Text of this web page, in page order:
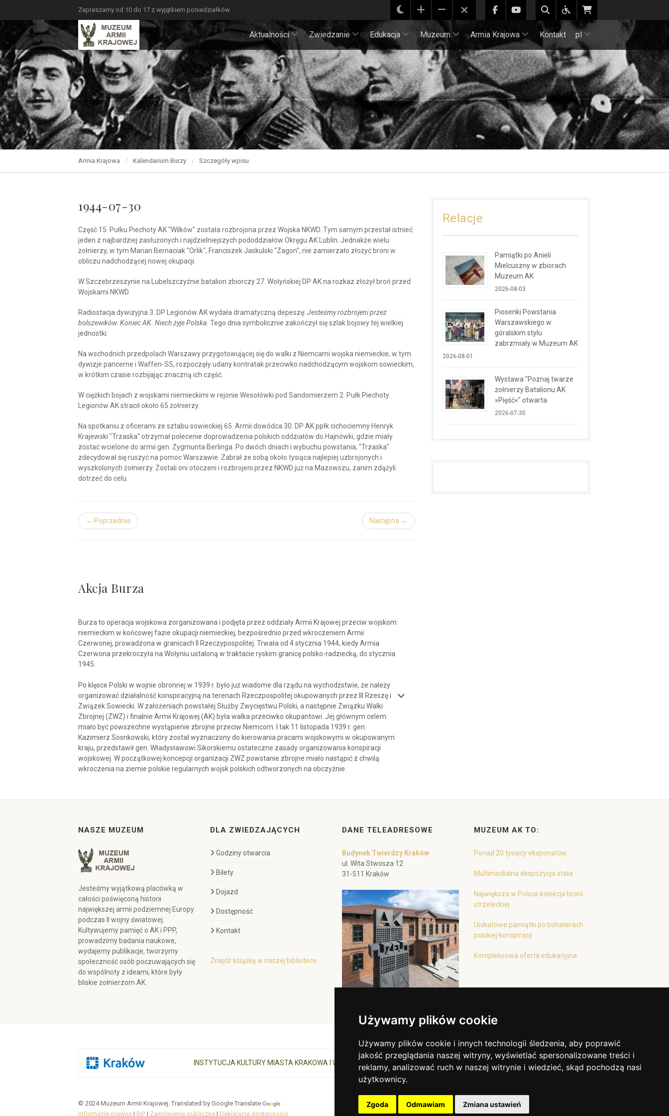
Używamy plików cookie
Używamy plików cookie i innych technologii śledzenia, aby poprawić
jakość przeglądania naszej witryny, wyświetlać spersonalizowane treści i
reklamy, analizować ruch w naszej witrynie i wiedzieć, skąd pochodzą nasi
użytkownicy.
Zgoda Odmawiam Zmiana ustawień
Zapraszamy od 10 do 17 z wyjątkiem poniedziałków
Aktualności Zwiedzanie Edukacja Muzeum Armia Krajowa Kontakt pl
Armia Krajowa Kalendarium Burzy Szczegóły wpisu
1944-07-30
Część 15. Pułku Piechoty AK "Wilków" została rozbrojona przez Wojska NKWD. Tym samym przestał istnieć
jeden z najbardziej zasłużonych i najdzielniejszych pododdziałów Okręgu AK Lublin. Jednakże wielu
żołnierzy, w tym Marian Bernaciak "Orlik", Franciszek Jaskulski "Zagon", nie zamierzało złożyć broni w
obliczu nadchodzącej nowej okupacji.
W Szczebrzeszynie na Lubelszczyźnie batalion zbiorczy 27. Wołyńskiej DP AK na rozkaz złożył broń przed
Wojskami NKWD.
Radiostacja dywizyjna 3. DP Legionów AK wydała dramatyczną depeszę: Jesteśmy rozbrojeni przez
bolszewików. Koniec AK. Niech żyje Polska. Tego dnia symbolicznie zakończył się szlak bojowy tej wielkiej
jednostki.
Na wschodnich przedpolach Warszawy przygotowującej się do walki z Niemcami wojska niemieckie, w tym
dywizje pancerne i Waffen-SS, rozpoczęły udany kontratak przeciwko nadchodzącym wojskom sowieckim,
w krótkim czasie rozbijając znaczną ich część.
W ciężkich bojach z wojskami niemieckimi w rejonie Wesołówki pod Sandomierzem 2. Pułk Piechoty
Legionów AK stracił około 65 żołnierzy.
Na spotkaniu z oficerami ze sztabu sowieckiej 65. Armii dowódca 30. DP AK ppłk cichociemny Henryk
Krajewski "Trzaska" otrzymał polecenie doprowadzenia polskich oddziałów do Hajnówki, gdzie miały
zostać wcielone do armii gen. Zygmunta Berlinga. Po dwóch dniach i wybuchu powstania, "Trzaska"
zdecydował się ruszyć na pomoc Warszawie. Zabrał ze sobą około tysiąca najlepiej uzbrojonych i
wyszkolonych żołnierzy. Zostali oni otoczeni i rozbrojeni przez NKWD już na Mazowszu, zanim zdążyli
dotrzeć do celu.
← Poprzednia Następna →
Akcja Burza
Burza to operacja wojskowa zorganizowana i podjęta przez oddziały Armii Krajowej przeciw wojskom
niemieckim w końcowej fazie okupacji niemieckiej, bezpośrednio przed wkroczeniem Armii
Czerwonej, prowadzona w granicach II Rzeczypospolitej. Trwała od 4 stycznia 1944, kiedy Armia
Czerwona przekroczyła na Wołyniu ustaloną w traktacie ryskim granicę polsko-radziecką, do stycznia
1945.
Po klęsce Polski w wojnie obronnej w 1939 r. było już wiadome dla rządu na wychodźstwie, że należy
organizować działalność konspiracyjną na terenach Rzeczpospolitej okupowanych przez III Rzeszę i
Związek Sowiecki. W założeniach powstałej Służby Zwycięstwu Polski, a następnie Związku Walki
Zbrojnej (ZWZ) i finalnie Armii Krajowej (AK) była walka przeciwko okupantowi. Jej głównym celem
miało być powszechne wystąpienie zbrojne przeciw Niemcom. I tak 11 listopada 1939 r. gen.
Kazimierz Sosnkowski, który został wyznaczony do kierowania pracami wojskowymi w okupowanym
kraju, przedstawił gen. Władysławowi Sikorskiemu ostateczne zasady organizowania konspiracji
wojskowej. W początkowej koncepcji organizacji ZWZ powstanie zbrojne miało nastąpić z chwilą
wkroczenia na ziemie polskie regularnych wojsk polskich odtworzonych na obczyźnie.
Relacje
Pamiątki po Anieli
Mielcuszny w zbiorach
Muzeum AK
2026-08-03
Piosenki Powstania
Warszawskiego w
góralskim stylu
zabrzmiały w Muzeum AK
2026-08-01
Wystawa "Poznaj twarze
żołnierzy Batalionu AK
»Pięść«" otwarta
2026-07-30
NASZE MUZEUM
Jesteśmy wyjątkową placówką w
całości poświęconą historii
największej armii podziemnej Europy
podczas II wojny światowej.
Kultywujemy pamięć o AK i PPP,
prowadzimy badania naukowe,
wydajemy publikacje, tworzymy
społeczność osób poczuwających się
do wspólnoty z ideami, które były
bliskie żołnierzom AK.
DLA ZWIEDZAJĄCYCH
Godziny otwarcia
Bilety
Dojazd
Dostępność
Kontakt
Znajdź książkę w naszej bibliotece
DANE TELEADRESOWE
Budynek Twierdzy Kraków
ul. Wita Stwosza 12
31-511 Kraków
MUZEUM AK TO:
Ponad 20 tysięcy eksponatów
Multimedialna ekspozycja stała
Największa w Polsce kolekcja broni
strzeleckiej
Unikatowe pamiątki po bohaterach
polskiej konspiracji
Kompleksowa oferta edukacyjna
INSTYTUCJA KULTURY MIASTA KRAKOWA I WOJEWÓDZTWA MAŁOPOLSKIEGO
© 2024 Muzeum Armii Krajowej. Translated by Google Translate
Informacje prawne | BiP | Zamówienia publiczne | Deklaracja dostępności